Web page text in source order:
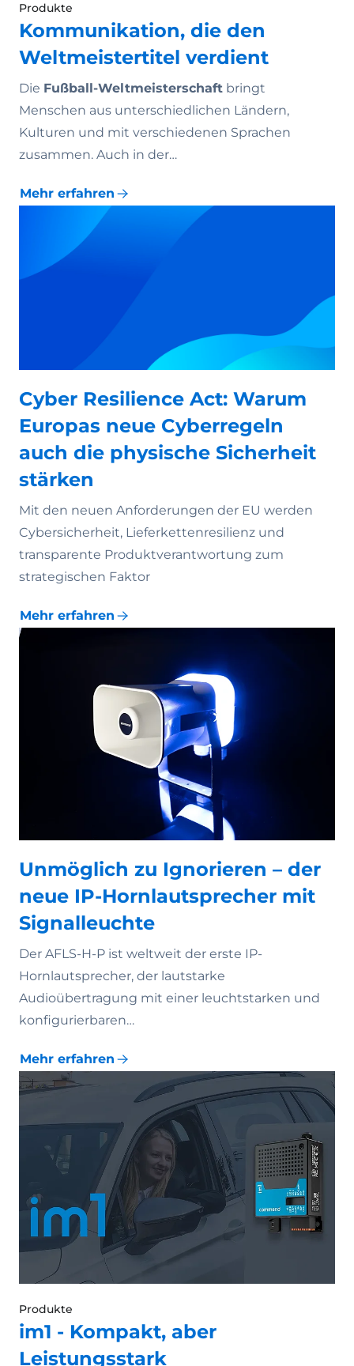
Produkte
Kommunikation, die den
Weltmeistertitel verdient
Die Fußball-Weltmeisterschaft bringt
Menschen aus unterschiedlichen Ländern,
Kulturen und mit verschiedenen Sprachen
zusammen. Auch in der…
Mehr erfahren
Cyber Resilience Act: Warum
Europas neue Cyberregeln
auch die physische Sicherheit
stärken
Mit den neuen Anforderungen der EU werden
Cybersicherheit, Lieferkettenresilienz und
transparente Produktverantwortung zum
strategischen Faktor
Mehr erfahren
Unmöglich zu Ignorieren – der
neue IP-Hornlautsprecher mit
Signalleuchte
Der AFLS-H-P ist weltweit der erste IP-
Hornlautsprecher, der lautstarke
Audioübertragung mit einer leuchtstarken und
konfigurierbaren…
Mehr erfahren
Produkte
im1 - Kompakt, aber
Leistungsstark